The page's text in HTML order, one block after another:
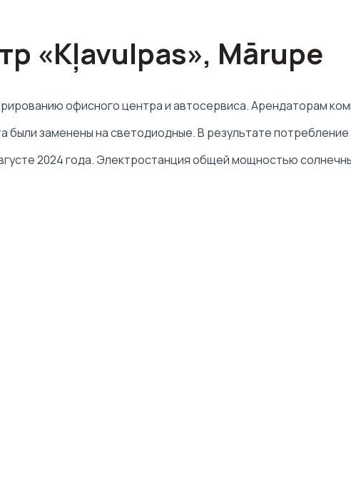
«Kļavulpas», Mārupe
офисного центра и автосервиса. Арендаторам
заменены на светодиодные. В результате потребление
2024 года. Электростанция общей мощностью